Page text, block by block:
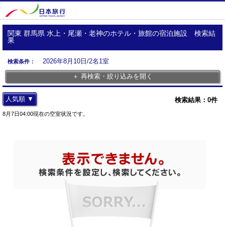
関東 群馬県 水上・尾瀬・老神のホテル・旅館の宿泊施設 検索結
果
検索条件：
2026年8月10日/2名1室
＋ 再検索・絞り込みを開く
検索結果： 0件
人気順 ▼
8月7日04:00現在の空室状況です。